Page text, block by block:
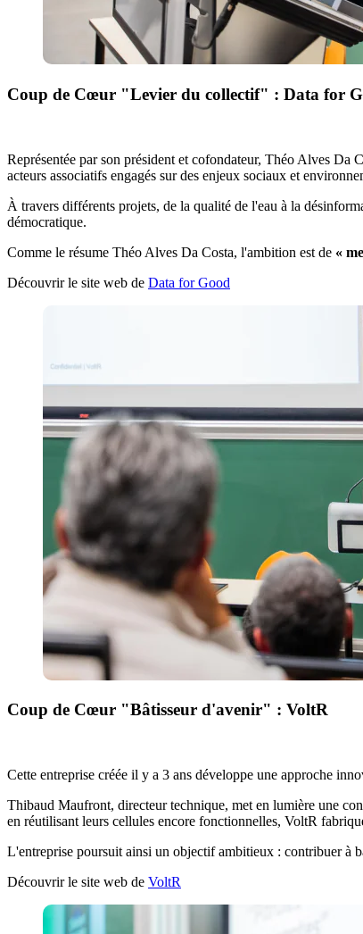
Coup de Cœur "Levier du collectif" : Data for
Représentée par son président et cofondateur, Théo Alves Da
acteurs associatifs engagés sur des enjeux sociaux et
À travers différents projets, de la qualité de l'eau à la
démocratique.
Comme le résume Théo Alves Da Costa, l'ambition est de «
Découvrir le site web de Data for Good
Coup de Cœur "Bâtisseur d'avenir" : VoltR
Cette entreprise créée il y a 3 ans développe une approche
Thibaud Maufront, directeur technique, met en lumière une
en réutilisant leurs cellules encore fonctionnelles, VoltR
L'entreprise poursuit ainsi un objectif ambitieux : contribuer à
Découvrir le site web de VoltR